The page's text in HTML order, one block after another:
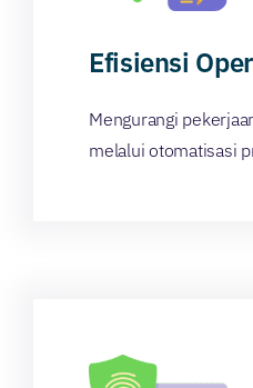
Efisiensi
Mengurangi
melalui otomatisasi